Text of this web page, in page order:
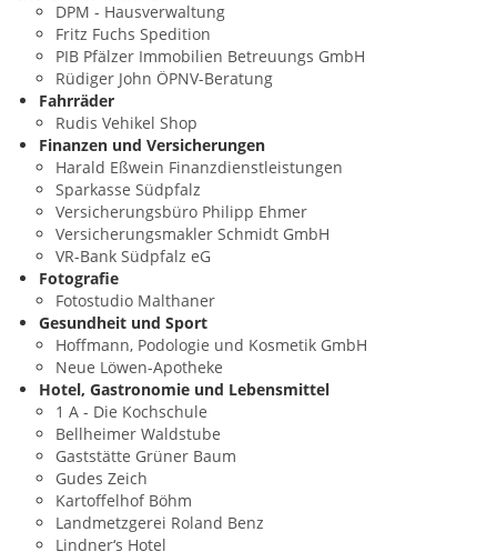
DPM - Hausverwaltung
Fritz Fuchs Spedition
PIB Pfälzer Immobilien Betreuungs GmbH
Rüdiger John ÖPNV-Beratung
Fahrräder
Rudis Vehikel Shop
Finanzen und Versicherungen
Harald Eßwein Finanzdienstleistungen
Sparkasse Südpfalz
Versicherungsbüro Philipp Ehmer
Versicherungsmakler Schmidt GmbH
VR-Bank Südpfalz eG
Fotografie
Fotostudio Malthaner
Gesundheit und Sport
Hoffmann, Podologie und Kosmetik GmbH
Neue Löwen-Apotheke
Hotel, Gastronomie und Lebensmittel
1 A - Die Kochschule
Bellheimer Waldstube
Gaststätte Grüner Baum
Gudes Zeich
Kartoffelhof Böhm
Landmetzgerei Roland Benz
Lindner‘s Hotel